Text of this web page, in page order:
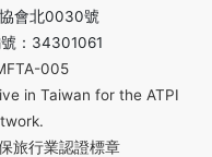
會北0030號
：34301061
005
in Taiwan for the ATPI
旅行業認證標章